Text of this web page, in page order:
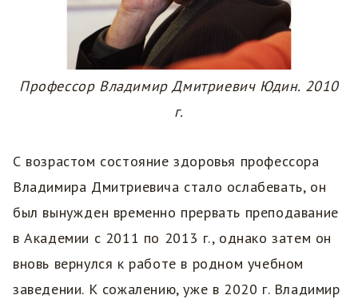
Профессор Владимир Дмитриевич Юдин. 2010
г.
С возрастом состояние здоровья профессора
Владимира Дмитриевича стало ослабевать, он
был вынужден временно прервать преподавание
в Академии с 2011 по 2013 г., однако затем он
вновь вернулся к работе в родном учебном
заведении. К сожалению, уже в 2020 г. Владимир